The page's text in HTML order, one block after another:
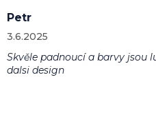
Petr
Hodnocení produktu
3.6.2025
Skvěle padnoucí a barvy jsou
dalsi design